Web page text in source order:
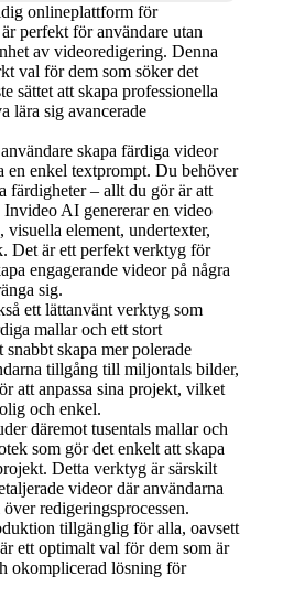
onlineplattform för
perfekt för användare utan
av videoredigering. Denna
val för dem som söker det
sättet att skapa professionella
lära sig avancerade
skapa färdiga videor
en enkel textprompt. Du behöver
färdigheter – allt du gör är att
AI genererar en video
visuella element, undertexter,
Det är ett perfekt verktyg för
engagerande videor på några
sig.
ett lättanvänt verktyg som
mallar och ett stort
skapa mer polerade
tillgång till miljontals bilder,
att anpassa sina projekt, vilket
och enkel.
däremot tusentals mallar och
som gör det enkelt att skapa
Detta verktyg är särskilt
videor där användarna
redigeringsprocessen.
tillgänglig för alla, oavsett
ett optimalt val för dem som är
okomplicerad lösning för